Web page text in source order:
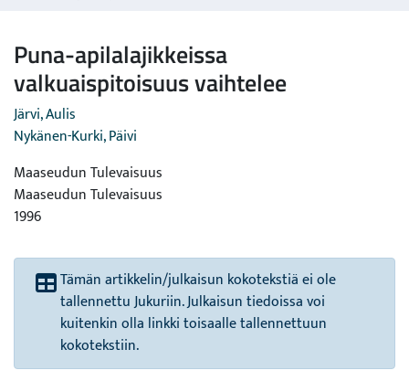
Puna-apilalajikkeissa
valkuaispitoisuus vaihtelee
Järvi, Aulis
Nykänen-Kurki, Päivi
Maaseudun Tulevaisuus
Maaseudun Tulevaisuus
1996
Tämän artikkelin/julkaisun kokotekstiä ei ole
tallennettu Jukuriin. Julkaisun tiedoissa voi
kuitenkin olla linkki toisaalle tallennettuun
kokotekstiin.